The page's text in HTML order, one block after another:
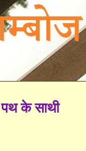
पथ के साथी